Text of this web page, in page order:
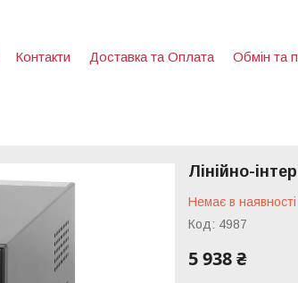
Контакти Доставка та Оплата Обмін та
Лінійно-
Немає в наявності
Код: 4987
5 938 ₴